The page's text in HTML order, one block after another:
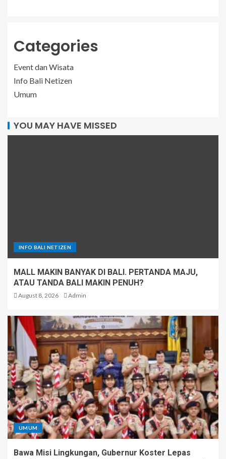
Categories
Event dan Wisata
Info Bali Netizen
Umum
YOU MAY HAVE MISSED
INFO BALI NETIZEN
MALL MAKIN BANYAK DI BALI. PERTANDA MAJU,
ATAU TANDA BALI MAKIN PENUH?
August 8, 2026 Admin
UMUM
Bawa Misi Lingkungan, Gubernur Koster Lepas